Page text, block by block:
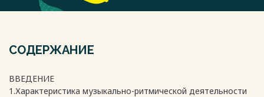
СОДЕРЖАНИЕ
ВВЕДЕНИЕ
1.Характеристика музыкально-ритмической деятельности